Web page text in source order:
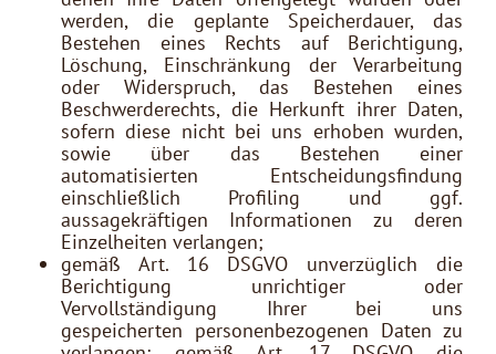
werden, die geplante Speicherdauer, das
Bestehen eines Rechts auf Berichtigung,
Löschung, Einschränkung der Verarbeitung
oder Widerspruch, das Bestehen eines
Beschwerderechts, die Herkunft ihrer Daten,
sofern diese nicht bei uns erhoben wurden,
sowie über das Bestehen einer
automatisierten Entscheidungsfindung
einschließlich Profiling und ggf.
aussagekräftigen Informationen zu deren
Einzelheiten verlangen;
gemäß Art. 16 DSGVO unverzüglich die
Berichtigung unrichtiger oder
Vervollständigung Ihrer bei uns
gespeicherten personenbezogenen Daten zu